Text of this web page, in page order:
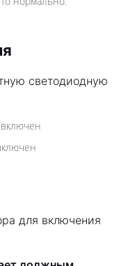
светодиодную
для включения